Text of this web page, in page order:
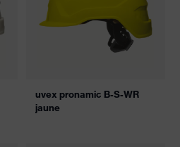
uvex pronamic B-S-WR
jaune